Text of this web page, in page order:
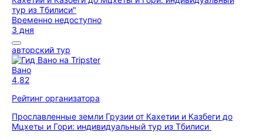
Временно недоступно
3 дня
авторский тур
Вано
4,82
Рейтинг организатора
Прославленные земли Грузии от Кахетии и Казбеги до
Мцхеты и Гори: индивидуальный тур из Тбилиси